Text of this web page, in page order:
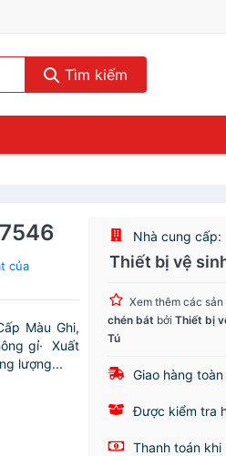
Tìm kiếm
của
Màu Ghi,
gỉ· Xuất
lượng...
Nhà cung cấp:
Thiết bị vệ
Xem thêm các
chén bát bởiThiết bị
Tú
Giao hàng
Được kiểm tra
Thanh toán khi